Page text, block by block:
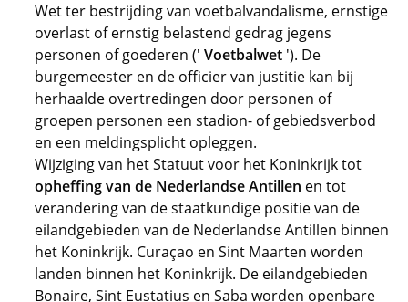
Wet ter bestrijding van voetbalvandalisme, ernstige
overlast of ernstig belastend gedrag jegens
personen of goederen (' Voetbalwet '). De
burgemeester en de officier van justitie kan bij
herhaalde overtredingen door personen of
groepen personen een stadion- of gebiedsverbod
en een meldingsplicht opleggen.
Wijziging van het Statuut voor het Koninkrijk tot
opheffing van de Nederlandse Antillen en tot
verandering van de staatkundige positie van de
eilandgebieden van de Nederlandse Antillen binnen
het Koninkrijk. Curaçao en Sint Maarten worden
landen binnen het Koninkrijk. De eilandgebieden
Bonaire, Sint Eustatius en Saba worden openbare